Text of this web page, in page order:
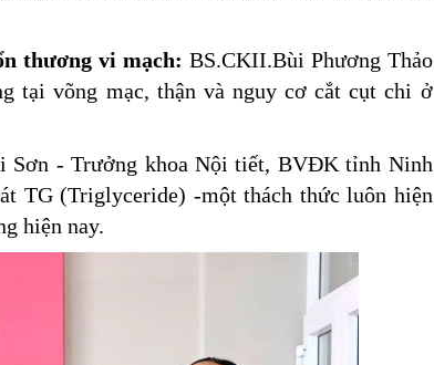
thương vi mạch: BS.CKII.Bùi Phương Thảo
tại võng mạc, thận và nguy cơ cắt cụt chi ở
Sơn - Trưởng khoa Nội tiết, BVĐK tỉnh Ninh
TG (Triglyceride) -một thách thức luôn hiện
hiện nay.